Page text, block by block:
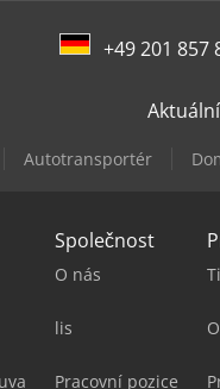
+49 201 857
Autotransportér
Společnost
O nás
lis
Pracovní pozice